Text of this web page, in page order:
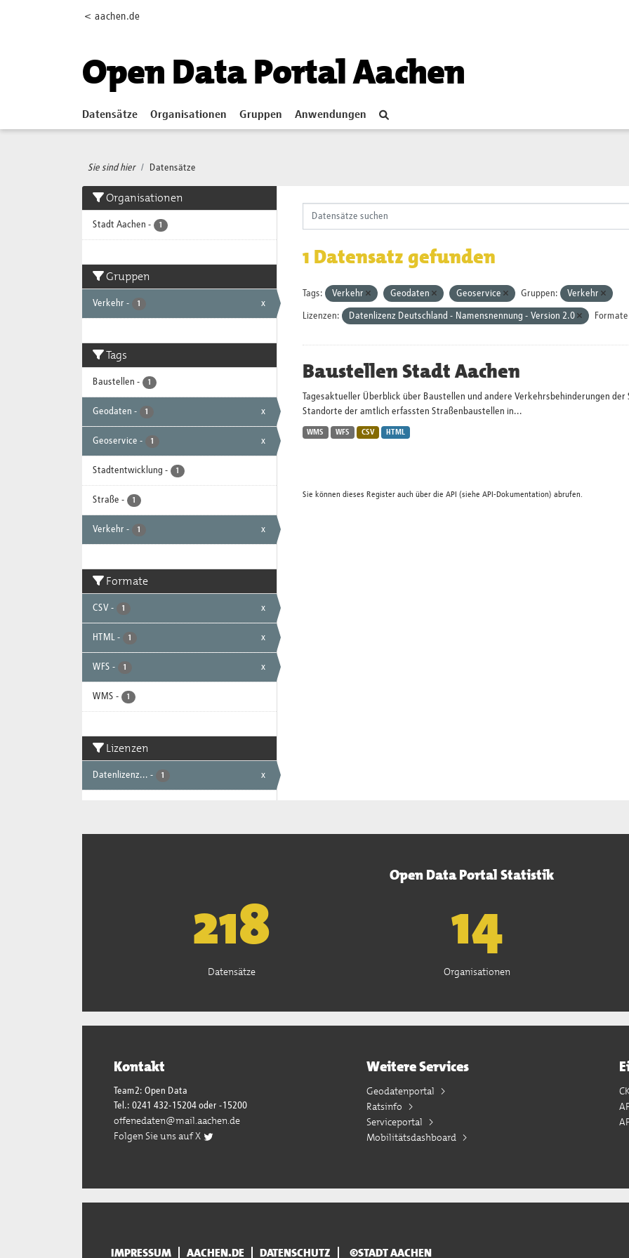
< aachen.de
Open Data Portal Aachen
Datensätze Organisationen Gruppen Anwendungen
Sie sind hier Datensätze
Organisationen
Stadt Aachen - 1
Gruppen
Verkehr - 1 x
Tags
Baustellen - 1
Geodaten - 1 x
Geoservice - 1 x
Stadtentwicklung - 1
Straße - 1
Verkehr - 1 x
Formate
CSV - 1 x
HTML - 1 x
WFS - 1 x
WMS - 1
Lizenzen
Datenlizenz... - 1 x
1 Datensatz gefunden
Tags: Verkehr Geodaten Geoservice Gruppen: Verkehr
Lizenzen: Datenlizenz Deutschland - Namensnennung - Version 2.0
Baustellen Stadt Aachen
Tagesaktueller Überblick über Baustellen und andere Verkehrsbehinderungen
Standorte der amtlich erfassten Straßenbaustellen in...
WMS WFS CSV HTML
Sie können dieses Register auch über die API (siehe API-Dokumentation) abrufen.
Open Data Portal Statistik
222
Datensätze
15
Organisationen
Kontakt
Team2: Open Data
Tel.: 0241 432-15204 oder -15200
offenedaten@mail.aachen.de
Folgen Sie uns auf X
Weitere Services
Geodatenportal
Ratsinfo
Serviceportal
Mobilitätsdashboard
IMPRESSUM AACHEN.DE DATENSCHUTZ ©STADT AACHEN